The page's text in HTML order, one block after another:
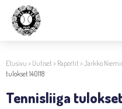
Etusivu > Uutiset> Raportit>Jarkko
tulokset 140118
Tennisliiga tulokset